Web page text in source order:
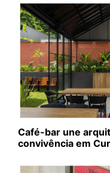
Café-bar une
convivência em